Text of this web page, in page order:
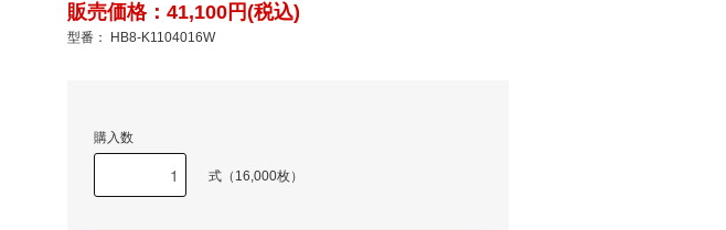
販売価格：41,100円(税込)
型番： HB8-K1104016W
購入数
式（16,000枚）